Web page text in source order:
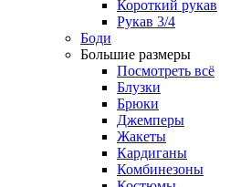
Короткий рукав
Рукав 3/4
Боди
Большие размеры
Посмотреть всё
Блузки
Брюки
Джемперы
Жакеты
Кардиганы
Комбинезоны